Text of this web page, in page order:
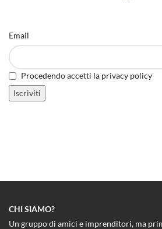
Email
Procedendo accetti la privacy policy
CHI SIAMO?
Un gruppo di amici e imprenditori, ma